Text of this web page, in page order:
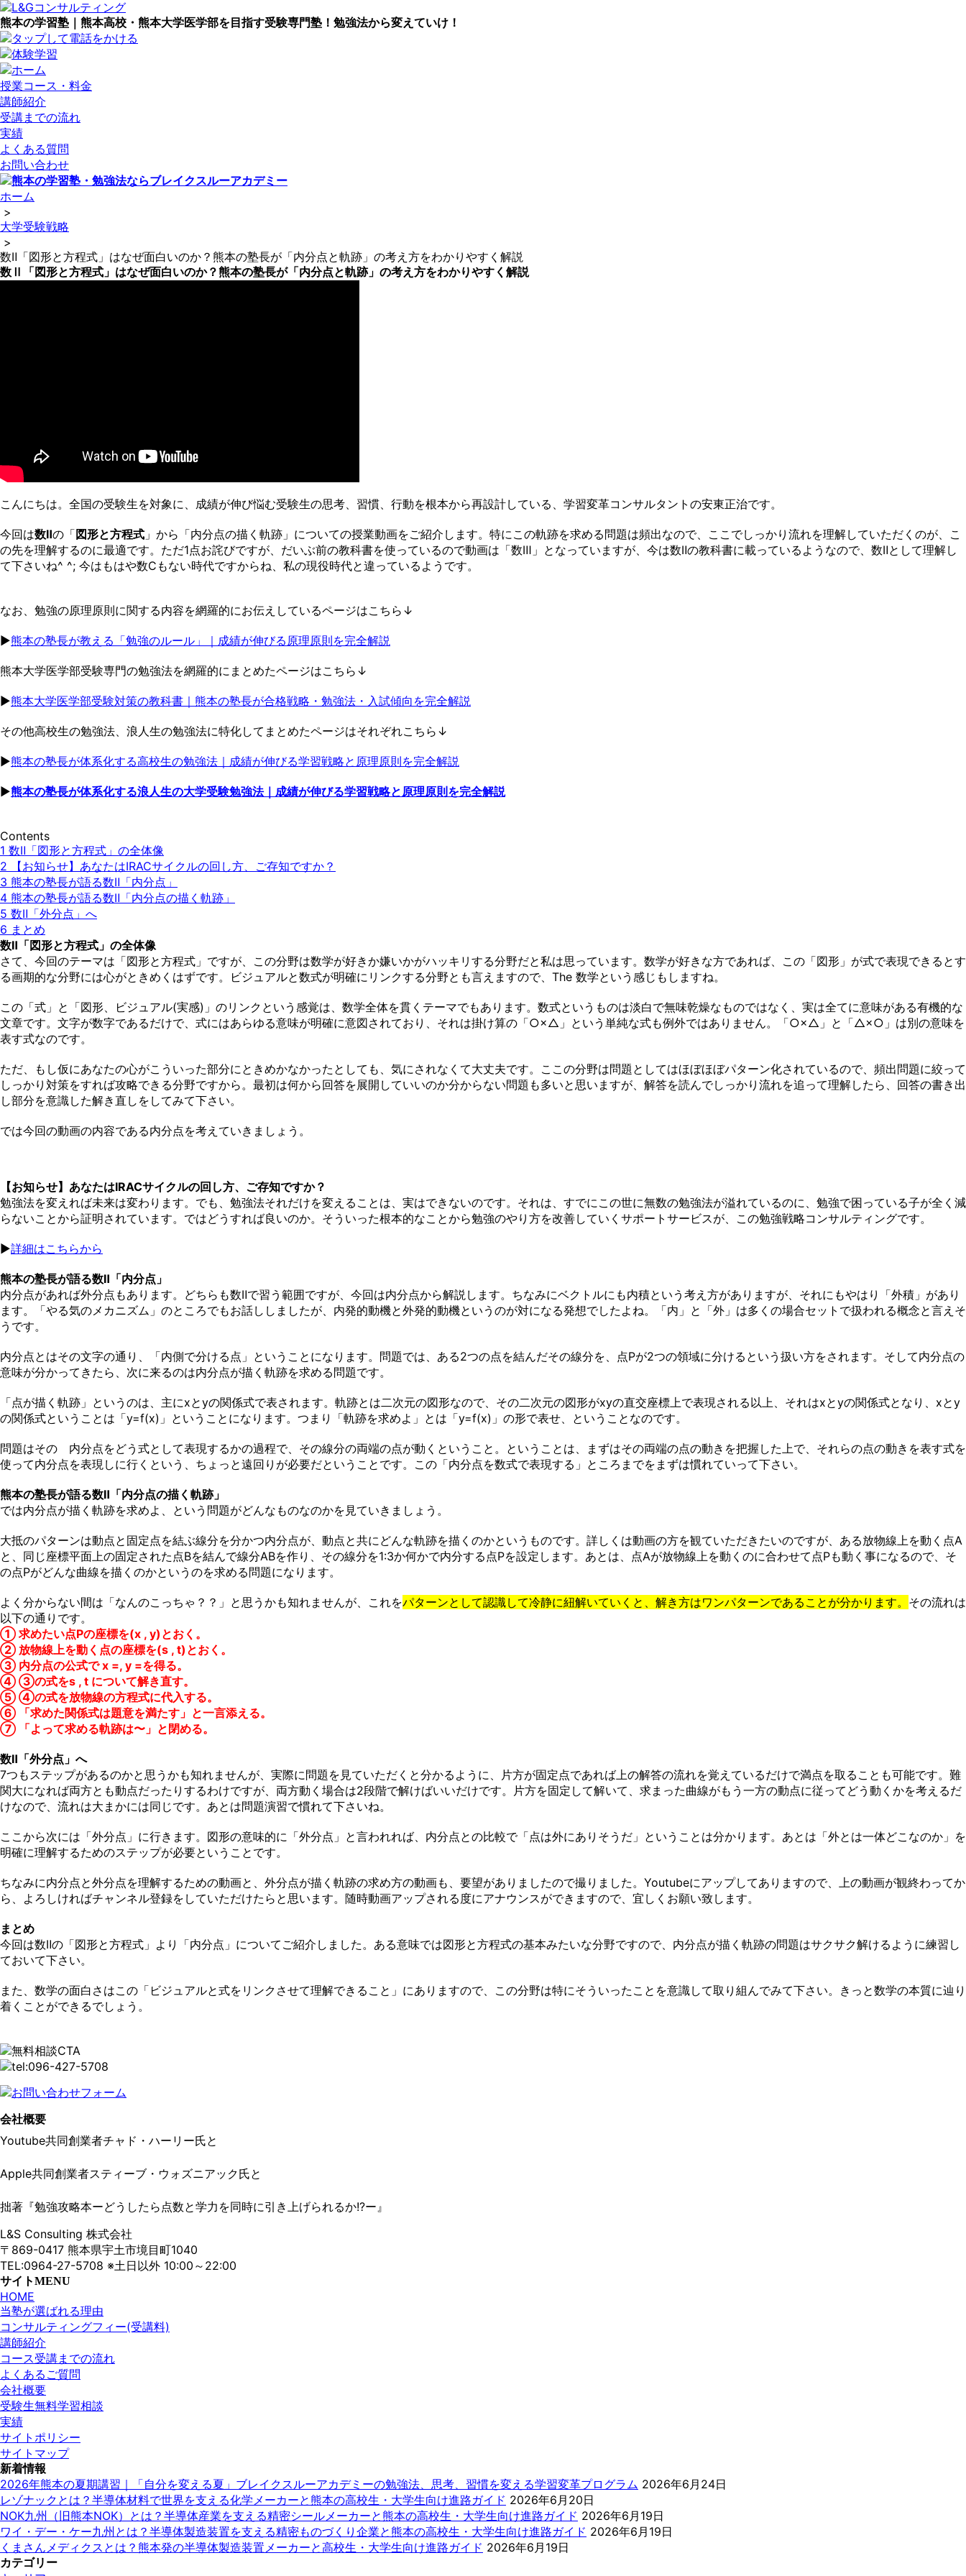
熊本の学習塾｜熊本高校・熊本大学医学部を目指す受験専門塾！勉強法から変えていけ！
授業コース・料金
講師紹介
受講までの流れ
実績
よくある質問
お問い合わせ
ホーム
>
大学受験戦略
>
数Ⅱ「図形と方程式」はなぜ面白いのか？熊本の塾長が「内分点と軌跡」の考え方をわかりやすく解説
数Ⅱ「図形と方程式」はなぜ面白いのか？熊本の塾長が「内分点と軌跡」の考え方をわかりやすく解説
こんにちは。全国の受験生を対象に、成績が伸び悩む受験生の思考、習慣、行動を根本から再設計している、学習変革コンサルタントの安東正治です。
今回は数Ⅱの「 図形と方程式 」から「内分点の描く軌跡」についての授業動画をご紹介します。特にこの軌跡を求める問題は頻出なので、ここでしっかり流れを理解していただくのが、こ
の先を理解するのに最適です。ただ1点お詫びですが、だいぶ前の教科書を使っているので動画は「数Ⅲ」となっていますが、今は数Ⅱの教科書に載っているようなので、数Ⅱとして理解し
て下さいね^ ^; 今はもはや数Cもない時代ですからね、私の現役時代と違っているようです。
なお、勉強の原理原則に関する内容を網羅的にお伝えしているページはこちら↓
▶︎熊本の塾長が教える「勉強のルール」｜成績が伸びる原理原則を完全解説
熊本大学医学部受験専門の勉強法を網羅的にまとめたページはこちら↓
▶︎熊本大学医学部受験対策の教科書｜熊本の塾長が合格戦略・勉強法・入試傾向を完全解説
その他高校生の勉強法、浪人生の勉強法に特化してまとめたページはそれぞれこちら↓
▶︎熊本の塾長が体系化する高校生の勉強法｜成績が伸びる学習戦略と原理原則を完全解説
▶︎熊本の塾長が体系化する浪人生の大学受験勉強法｜成績が伸びる学習戦略と原理原則を完全解説
Contents
1 数Ⅱ「図形と方程式」の全体像
2 【お知らせ】あなたはIRACサイクルの回し方、ご存知ですか？
3 熊本の塾長が語る数Ⅱ「内分点」
4 熊本の塾長が語る数Ⅱ「内分点の描く軌跡」
5 数Ⅱ「外分点」へ
6 まとめ
数Ⅱ「図形と方程式」の全体像
さて、今回のテーマは「図形と方程式」ですが、この分野は数学が好きか嫌いかがハッキリする分野だと私は思っています。数学が好きな方であれば、この「図形」が式で表現できるとす
る画期的な分野には心がときめくはずです。ビジュアルと数式が明確にリンクする分野とも言えますので、The 数学という感じもしますね。
この「式」と「図形、ビジュアル(実感)」のリンクという感覚は、数学全体を貫くテーマでもあります。数式というものは淡白で無味乾燥なものではなく、実は全てに意味がある有機的な
文章です。文字が数字であるだけで、式にはあらゆる意味が明確に意図されており、それは掛け算の「○×△」という単純な式も例外ではありません。「○×△」と「△×○」は別の意味を
表す式なのです。
ただ、もし仮にあなたの心がこういった部分にときめかなかったとしても、気にされなくて大丈夫です。ここの分野は問題としてはほぼほぼパターン化されているので、頻出問題に絞って
しっかり対策をすれば攻略できる分野ですから。最初は何から回答を展開していいのか分からない問題も多いと思いますが、解答を読んでしっかり流れを追って理解したら、回答の書き出
し部分を意識した解き直しをしてみて下さい。
では今回の動画の内容である内分点を考えていきましょう。
【お知らせ】あなたはIRACサイクルの回し方、ご存知ですか？
勉強法を変えれば未来は変わります。でも、勉強法それだけを変えることは、実はできないのです。それは、すでにこの世に無数の勉強法が溢れているのに、勉強で困っている子が全く減
らないことから証明されています。ではどうすれば良いのか。そういった根本的なことから勉強のやり方を改善していくサポートサービスが、この勉強戦略コンサルティングです。
▶︎詳細はこちらから
熊本の塾長が語る数Ⅱ「内分点」
内分点があれば外分点もあります。どちらも数Ⅱで習う範囲ですが、今回は内分点から解説します。ちなみにベクトルにも内積という考え方がありますが、それにもやはり「外積」があり
ます。「やる気のメカニズム」のところでもお話ししましたが、内発的動機と外発的動機というのが対になる発想でしたよね。「内」と「外」は多くの場合セットで扱われる概念と言えそ
うです。
内分点とはその文字の通り、「内側で分ける点」ということになります。問題では、ある2つの点を結んだその線分を、点Pが2つの領域に分けるという扱い方をされます。そして内分点の
意味が分かってきたら、次に来るのは内分点が描く軌跡を求める問題です。
「点が描く軌跡」というのは、主にxとyの関係式で表されます。軌跡とは二次元の図形なので、その二次元の図形がxyの直交座標上で表現される以上、それはxとyの関係式となり、xとy
の関係式ということは「y=f(x)」ということになります。つまり「軌跡を求めよ」とは「y=f(x)」の形で表せ、ということなのです。
問題はその 内分点をどう式として表現するかの過程で、その線分の両端の点が動くということ。ということは、まずはその両端の点の動きを把握した上で、それらの点の動きを表す式を
使って内分点を表現しに行くという、ちょっと遠回りが必要だということです。この「内分点を数式で表現する」ところまでをまずは慣れていって下さい。
熊本の塾長が語る数Ⅱ「内分点の描く軌跡」
では内分点が描く軌跡を求めよ、という問題がどんなものなのかを見ていきましょう。
大抵のパターンは動点と固定点を結ぶ線分を分かつ内分点が、動点と共にどんな軌跡を描くのかというものです。詳しくは動画の方を観ていただきたいのですが、ある放物線上を動く点A
と、同じ座標平面上の固定された点Bを結んで線分ABを作り、その線分を1:3か何かで内分する点Pを設定します。あとは、点Aが放物線上を動くのに合わせて点Pも動く事になるので、そ
の点Pがどんな曲線を描くのかというのを求める問題になります。
よく分からない間は「なんのこっちゃ？？」と思うかも知れませんが、これをパターンとして認識して冷静に紐解いていくと、解き方はワンパターンであることが分かります。 その流れは
以下の通りです。
① 求めたい点Pの座標を(x , y)とおく。
② 放物線上を動く点の座標を(s , t)とおく。
③ 内分点の公式で x =, y =を得る。
④ ③の式をs , t について解き直す。
⑤ ④の式を放物線の方程式に代入する。
⑥ 「求めた関係式は題意を満たす」と一言添える。
⑦ 「よって求める軌跡は〜」と閉める。
数Ⅱ「外分点」へ
7つもステップがあるのかと思うかも知れませんが、実際に問題を見ていただくと分かるように、片方が固定点であれば上の解答の流れを覚えているだけで満点を取ることも可能です。難
関大になれば両方とも動点だったりするわけですが、両方動く場合は2段階で解けばいいだけです。片方を固定して解いて、求まった曲線がもう一方の動点に従ってどう動くかを考えるだ
けなので、流れは大まかには同じです。あとは問題演習で慣れて下さいね。
ここから次には「外分点」に行きます。図形の意味的に「外分点」と言われれば、内分点との比較で「点は外にありそうだ」ということは分かります。あとは「外とは一体どこなのか」を
明確に理解するためのステップが必要ということです。
ちなみに内分点と外分点を理解するための動画と、外分点が描く軌跡の求め方の動画も、要望がありましたので撮りました。Youtubeにアップしてありますので、上の動画が観終わってか
ら、よろしければチャンネル登録をしていただけたらと思います。随時動画アップされる度にアナウンスができますので、宜しくお願い致します。
まとめ
今回は数Ⅱの「図形と方程式」より「内分点」についてご紹介しました。ある意味では図形と方程式の基本みたいな分野ですので、内分点が描く軌跡の問題はサクサク解けるように練習し
ておいて下さい。
また、数学の面白さはこの「ビジュアルと式をリンクさせて理解できること」にありますので、この分野は特にそういったことを意識して取り組んでみて下さい。きっと数学の本質に辿り
着くことができるでしょう。
会社概要
Youtube共同創業者チャド・ハーリー氏と
Apple共同創業者スティーブ・ウォズニアック氏と
拙著『勉強攻略本ーどうしたら点数と学力を同時に引き上げられるか!?ー』
L&S Consulting 株式会社
〒869-0417 熊本県宇土市境目町1040
TEL:0964-27-5708 ※土日以外 10:00～22:00
サイトMENU
HOME
当塾が選ばれる理由
コンサルティングフィー(受講料)
講師紹介
コース受講までの流れ
よくあるご質問
会社概要
受験生無料学習相談
実績
サイトポリシー
サイトマップ
新着情報
2026年熊本の夏期講習｜「自分を変える夏」ブレイクスルーアカデミーの勉強法、思考、習慣を変える学習変革プログラム 2026年6月24日
レゾナックとは？半導体材料で世界を支える化学メーカーと熊本の高校生・大学生向け進路ガイド 2026年6月20日
NOK九州（旧熊本NOK）とは？半導体産業を支える精密シールメーカーと熊本の高校生・大学生向け進路ガイド 2026年6月19日
ワイ・デー・ケー九州とは？半導体製造装置を支える精密ものづくり企業と熊本の高校生・大学生向け進路ガイド 2026年6月19日
くまさんメディクスとは？熊本発の半導体製造装置メーカーと高校生・大学生向け進路ガイド 2026年6月19日
カテゴリー